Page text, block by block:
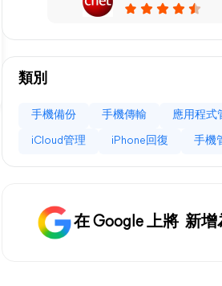
類別
手機備份 手機傳輸 應用程式
iCloud管理 iPhone回復 手機
在 Google 上將 新增